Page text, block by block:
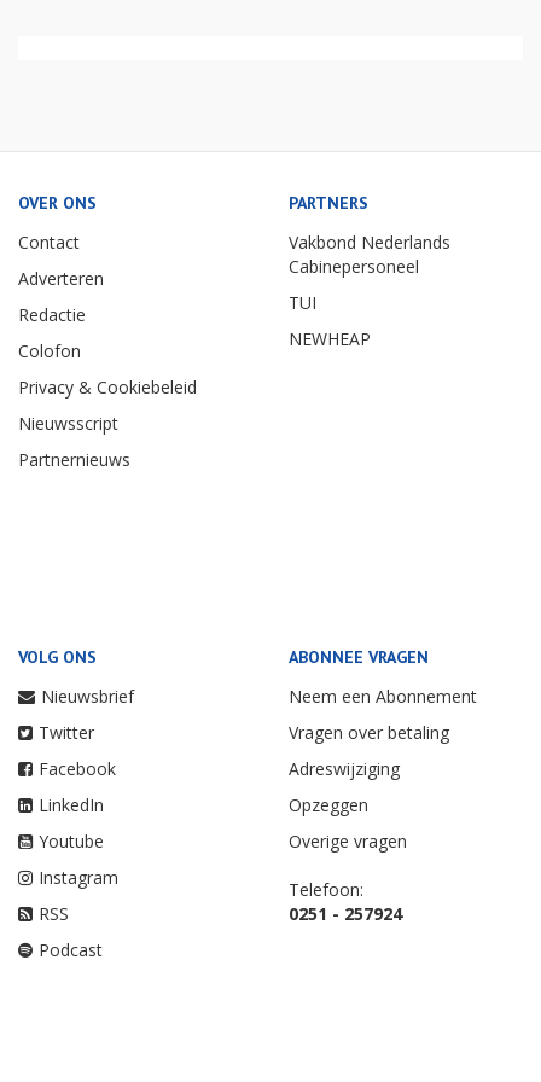
OVER ONS
Contact
Adverteren
Redactie
Colofon
Privacy & Cookiebeleid
Nieuwsscript
Partnernieuws
PARTNERS
Vakbond Nederlands
Cabinepersoneel
TUI
NEWHEAP
VOLG ONS
Nieuwsbrief
Twitter
Facebook
LinkedIn
Youtube
Instagram
RSS
Podcast
ABONNEE VRAGEN
Neem een Abonnement
Vragen over betaling
Adreswijziging
Opzeggen
Overige vragen
Telefoon:
0251 - 257924